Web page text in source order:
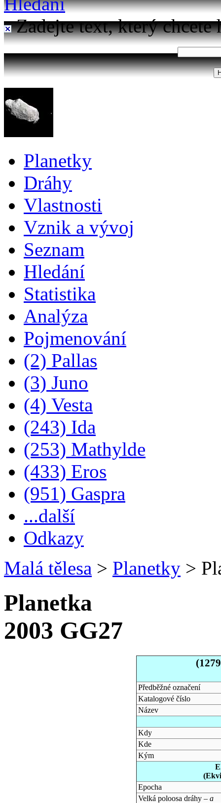
Zadejte text, který chcete
Planetky
Dráhy
Vlastnosti
Vznik a vývoj
Seznam
Hledání
Statistika
Analýza
Pojmenování
(2) Pallas
(3) Juno
(4) Vesta
(243) Ida
(253) Mathylde
(433) Eros
(951) Gaspra
...další
Odkazy
Malá tělesa > Planetky >
Planetka
2003 GG27
Předběžné označení
Katalogové číslo
Název
Kdy
Kde
Kým
Epocha
Velká poloosa dráhy – a